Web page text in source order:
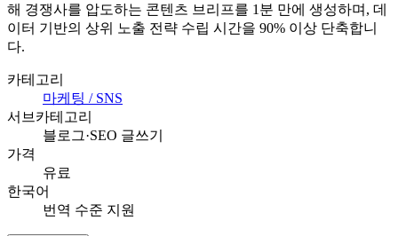
해 경쟁사를 압도하는 콘텐츠 브리프를 1분 만에 생성하며, 데
이터 기반의 상위 노출 전략 수립 시간을 90% 이상 단축합니
다.
카테고리
마케팅 / SNS
서브카테고리
블로그·SEO 글쓰기
가격
유료
한국어
번역 수준 지원